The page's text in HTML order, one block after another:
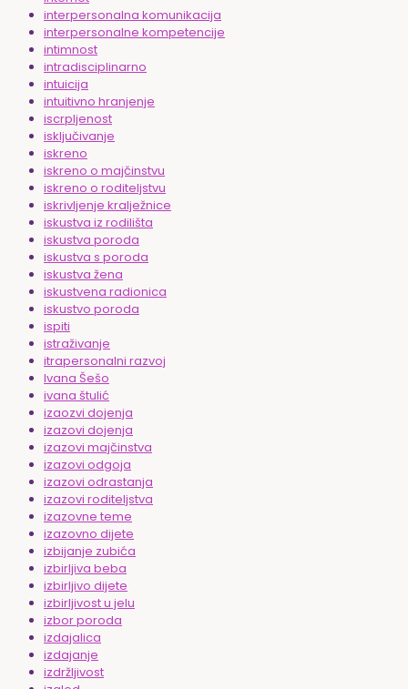
interpersonalna komunikacija
interpersonalne kompetencije
intimnost
intradisciplinarno
intuicija
intuitivno hranjenje
iscrpljenost
isključivanje
iskreno
iskreno o majčinstvu
iskreno o roditeljstvu
iskrivljenje kralježnice
iskustva iz rodilišta
iskustva poroda
iskustva s poroda
iskustva žena
iskustvena radionica
iskustvo poroda
ispiti
istraživanje
itrapersonalni razvoj
Ivana Šešo
ivana štulić
izaozvi dojenja
izazovi dojenja
izazovi majčinstva
izazovi odgoja
izazovi odrastanja
izazovi roditeljstva
izazovne teme
izazovno dijete
izbijanje zubića
izbirljiva beba
izbirljivo dijete
izbirljivost u jelu
izbor poroda
izdajalica
izdajanje
izdržljivost